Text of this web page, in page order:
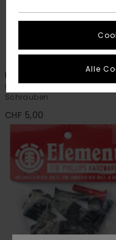
Element
Unisex Multi Allen Hdwr 7-8
Schrauben
CHF 5,00
Alle